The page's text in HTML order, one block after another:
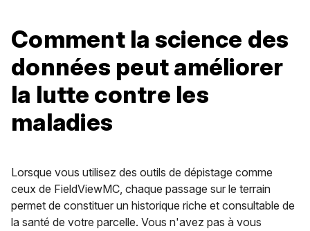
Comment la science des
données peut améliorer
la lutte contre les
maladies
Lorsque vous utilisez des outils de dépistage comme
ceux de FieldViewMC, chaque passage sur le terrain
permet de constituer un historique riche et consultable de
la santé de votre parcelle. Vous n'avez pas à vous